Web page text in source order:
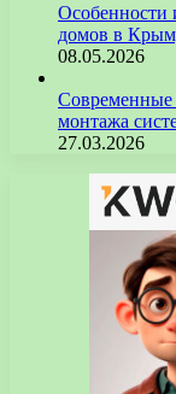
Особенности
домов в
08.05.2026
Современные
монтажа
27.03.2026